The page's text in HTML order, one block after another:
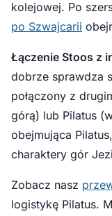
kolejowej. Po
po Szwajcarii
Łączenie Stoos z
dobrze sprawdza
połączony z
górą) lub Pilatus
obejmująca
charaktery gór
Zobacz nasz
logistykę Pilatus.